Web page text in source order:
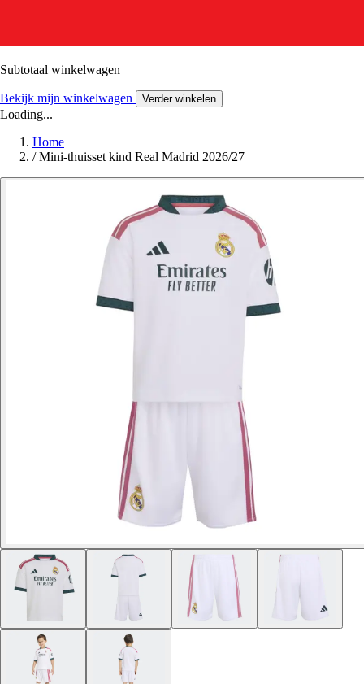
Subtotaal winkelwagen
Bekijk mijn winkelwagen Verder winkelen
Loading...
Home
/ Mini-thuisset kind Real Madrid 2026/27